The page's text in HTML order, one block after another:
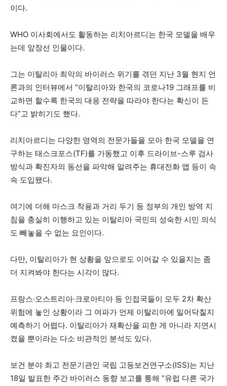
이다.
WHO 이사회에서도 활동하는 리치아르디는 한국 모델을 배우
는데 앞장선 인물이다.
그는 이탈리아 최악의 바이러스 위기를 겪던 지난 3월 현지 언
론과의 인터뷰에서 “이탈리아와 한국의 코로나19 그래프를 비
교하면 할수록 한국의 대응 전략을 따라야 한다는 확신이 든
다”고 밝히기도 했다.
리치아르디는 다양한 영역의 전문가들을 모아 한국 모델을 연
구하는 태스크포스(TF)를 가동했고 이후 드라이브-스루 검사
방식과 확진자의 동선을 파악해 알려주는 휴대전화 앱 등이 속
속 도입됐다.
여기에 더해 마스크 착용과 거리 두기 등 정부의 개인 방역 지
침을 충실히 이행하고 있는 이탈리아 국민의 성숙한 시민 의식
도 빼놓을 수 없는 요인이다.
다만, 이탈리아가 현 상황을 앞으로도 이어갈 수 있을지는 좀
더 지켜봐야 한다는 시각이 많다.
프랑스·오스트리아·크로아티아 등 인접국들이 모두 2차 확산
위험에 놓인 상황이라 그 여파가 언제 이탈리아에 밀어닥칠지
예측하기 어렵다. 이탈리아가 재확산을 피한 게 아니라 지연시
켰을 뿐이라는 다소 비관적인 분석도 있다.
보건 분야 최고 전문기관인 국립 고등보건연구소(ISS)는 지난
18일 발표한 주간 바이러스 동향 보고를 통해 “유럽 다른 국가